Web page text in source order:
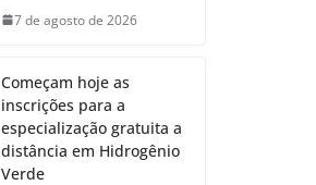
7 de agosto de 2026
Começam hoje as
inscrições para a
especialização gratuita a
distância em Hidrogênio
Verde